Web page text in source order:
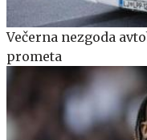
Večerna nezgoda
prometa